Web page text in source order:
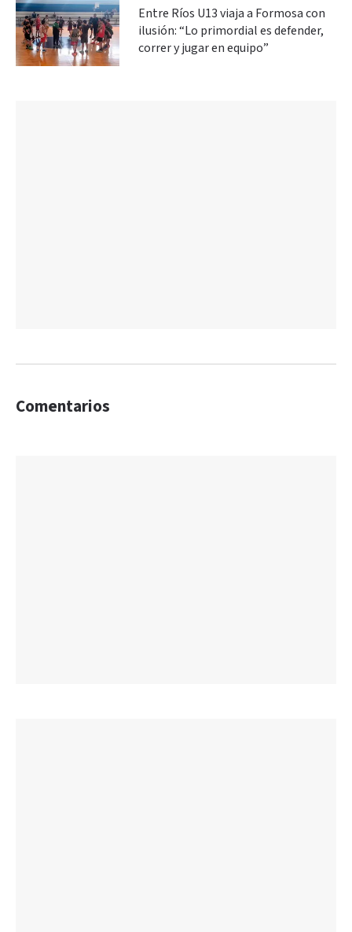
Entre Ríos U13 viaja a Formosa con
ilusión: “Lo primordial es defender,
correr y jugar en equipo”
Comentarios